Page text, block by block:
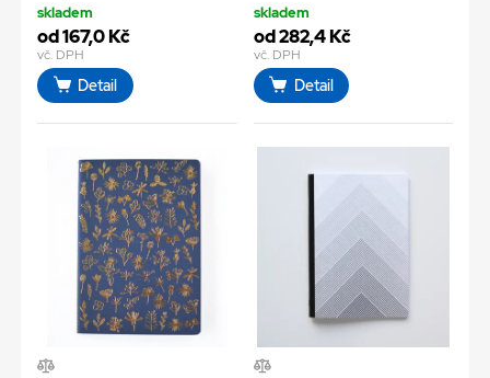
skladem
od 167,0 Kč
vč. DPH
Detail
skladem
od 282,4 Kč
vč. DPH
Detail